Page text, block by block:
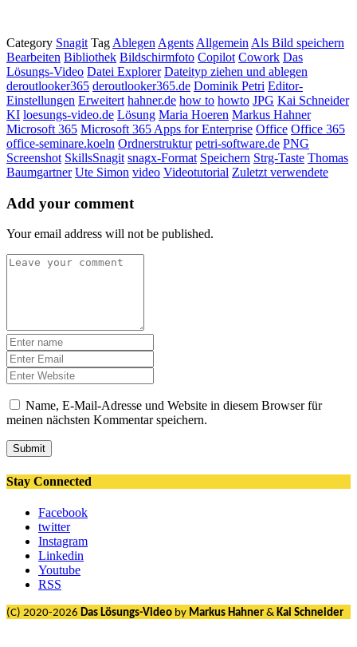
Category Snagit Tag Ablegen Agents Allgemein Als Bild speichern
Bearbeiten Bibliothek Bildschirmfoto Copilot Cowork Das
Lösungs-Video Datei Explorer Dateityp ziehen und ablegen
deroutlooker365 deroutlooker365.de Dominik Petri Editor-
Einstellungen Erweitert hahner.de how to howto JPG Kai Schneider
KI loesungs-video.de Lösung Maria Hoeren Markus Hahner
Microsoft 365 Microsoft 365 Apps for Enterprise Office Office 365
office-seminare.koeln Ordnerstruktur petri-software.de PNG
Screenshot SkillsSnagit snagx-Format Speichern Strg-Taste Thomas
Baumgartner Ute Simon video Videotutorial Zuletzt verwendete
Add your comment
Your email address will not be published.
Name, E-Mail-Adresse und Website in diesem Browser für
meinen nächsten Kommentar speichern.
Submit
Stay Connected
Facebook
twitter
Instagram
Linkedin
Youtube
RSS
(C) 2020-2026 Das Lösungs-Video by Markus Hahner & Kai Schneider